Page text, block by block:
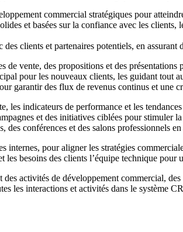
commercial stratégiques pour
et basées sur la confiance avec les
clients et partenaires potentiels, en assurant
de vente, des propositions et des
pour les nouveaux clients, les guidant tout
garantir des flux de revenus continus et une
les indicateurs de performance et les
et des initiatives ciblées pour stimuler la
des conférences et des salons professionnels
internes, pour aligner les stratégies
les besoins des clients l’équipe technique
activités de développement commercial,
les interactions et activités dans le système